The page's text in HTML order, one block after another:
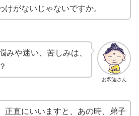
けがないじゃないですか。
お釈迦さん
みや迷い、苦しみは、
正直にいいますと、あの時、弟子